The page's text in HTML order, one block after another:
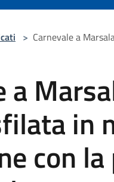
> Carnevale a
a
in
con